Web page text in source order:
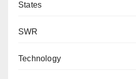
States
SWR
Technology